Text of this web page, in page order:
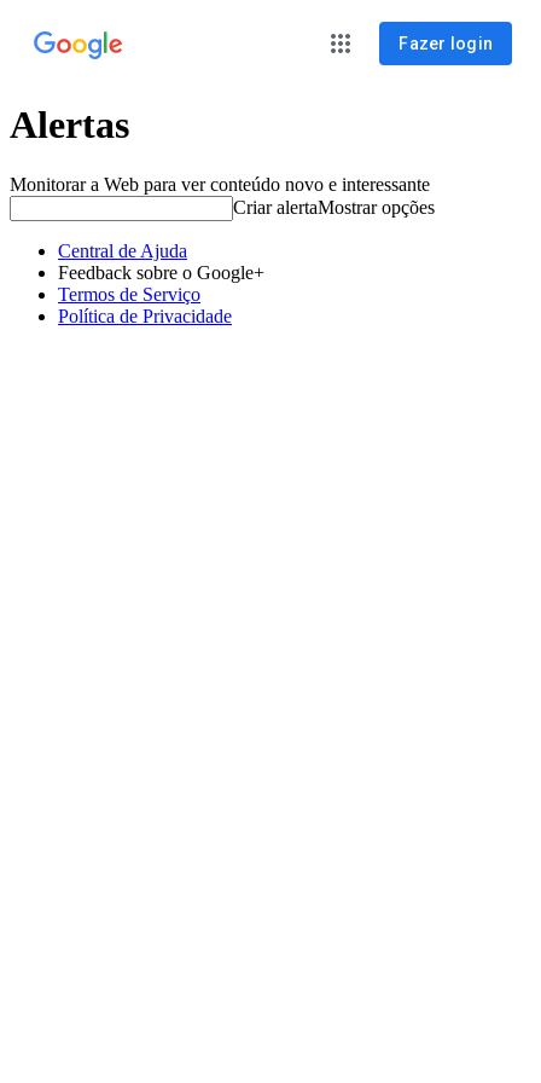
Fazer login
Alertas
Monitorar a Web para ver conteúdo novo e interessante
Criar alertaMostrar opções
Central de Ajuda
Feedback sobre o Google+
Termos de Serviço
Política de Privacidade